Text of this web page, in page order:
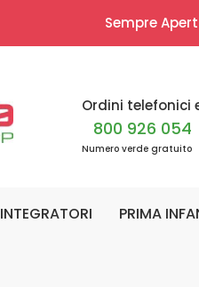
Sempre
Ordini telefonici
800 926 054
Numero verde gratuito
INTEGRATORI PRIMA